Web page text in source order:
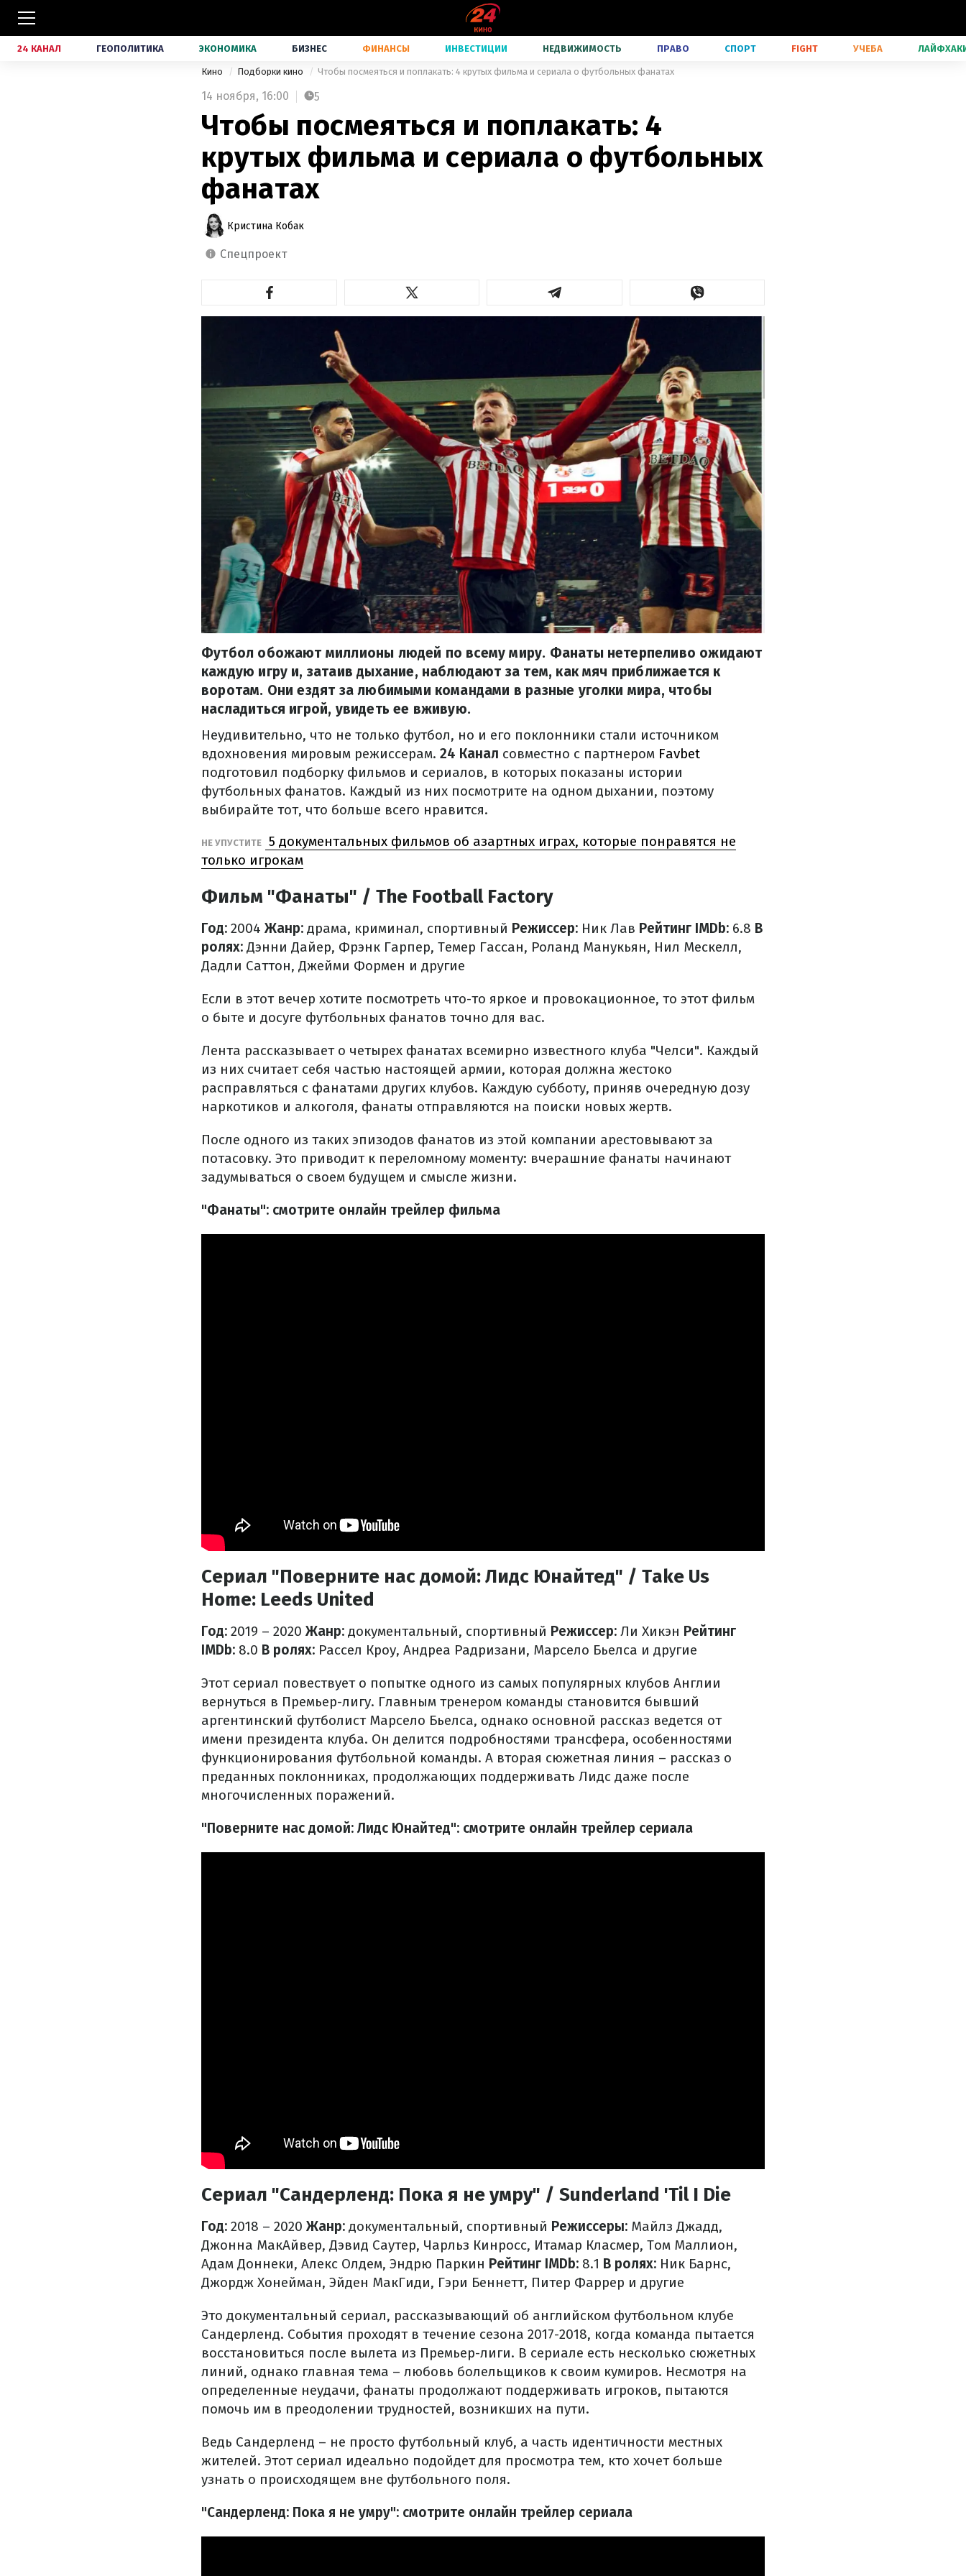
24 КАНАЛ ГЕОПОЛИТИКА ЭКОНОМИКА БИЗНЕС ФИНАНСЫ ИНВЕСТИЦИИ НЕДВИЖИМОСТЬ ПРАВО СПОРТ FIGHT УЧЕБА
Кино Подборки кино Чтобы посмеяться и поплакать: 4 крутых фильма и сериала о футбольных фанатах
14 ноября, 16:00 5
Чтобы посмеяться и поплакать: 4
крутых фильма и сериала о футбольных
фанатах
Кристина Кобак
спецпроект
Футбол обожают миллионы людей по всему миру. Фанаты нетерпеливо ожидают
каждую игру и, затаив дыхание, наблюдают за тем, как мяч приближается к
воротам. Они ездят за любимыми командами в разные уголки мира, чтобы
насладиться игрой, увидеть ее вживую.
Неудивительно, что не только футбол, но и его поклонники стали источником
вдохновения мировым режиссерам. 24 Канал совместно с партнером Favbet
подготовил подборку фильмов и сериалов, в которых показаны истории
футбольных фанатов. Каждый из них посмотрите на одном дыхании, поэтому
выбирайте тот, что больше всего нравится.
НЕ УПУСТИТЕ
5 документальных фильмов об азартных играх, которые понравятся не
только игрокам
Фильм "Фанаты" / The Football Factory
Год: 2004 Жанр: драма, криминал, спортивный Режиссер: Ник Лав Рейтинг IMDb: 6.8 В
ролях: Дэнни Дайер, Фрэнк Гарпер, Темер Гассан, Роланд Манукьян, Нил Мескелл,
Дадли Саттон, Джейми Формен и другие
Если в этот вечер хотите посмотреть что-то яркое и провокационное, то этот фильм
о быте и досуге футбольных фанатов точно для вас.
Лента рассказывает о четырех фанатах всемирно известного клуба "Челси". Каждый
из них считает себя частью настоящей армии, которая должна жестоко
расправляться с фанатами других клубов. Каждую субботу, приняв очередную дозу
наркотиков и алкоголя, фанаты отправляются на поиски новых жертв.
После одного из таких эпизодов фанатов из этой компании арестовывают за
потасовку. Это приводит к переломному моменту: вчерашние фанаты начинают
задумываться о своем будущем и смысле жизни.
"Фанаты": смотрите онлайн трейлер фильма
Сериал "Поверните нас домой: Лидс Юнайтед" / Take Us
Home: Leeds United
Год: 2019 – 2020 Жанр: документальный, спортивный Режиссер: Ли Хикэн Рейтинг
IMDb: 8.0 В ролях: Рассел Кроу, Андреа Радризани, Марсело Бьелса и другие
Этот сериал повествует о попытке одного из самых популярных клубов Англии
вернуться в Премьер-лигу. Главным тренером команды становится бывший
аргентинский футболист Марсело Бьелса, однако основной рассказ ведется от
имени президента клуба. Он делится подробностями трансфера, особенностями
функционирования футбольной команды. А вторая сюжетная линия – рассказ о
преданных поклонниках, продолжающих поддерживать Лидс даже после
многочисленных поражений.
"Поверните нас домой: Лидс Юнайтед": смотрите онлайн трейлер сериала
Сериал "Сандерленд: Пока я не умру" / Sunderland 'Til I Die
Год: 2018 – 2020 Жанр: документальный, спортивный Режиссеры: Майлз Джадд,
Джонна МакАйвер, Дэвид Саутер, Чарльз Кинросс, Итамар Класмер, Том Маллион,
Адам Доннеки, Алекс Олдем, Эндрю Паркин Рейтинг IMDb: 8.1 В ролях: Ник Барнс,
Джордж Хонейман, Эйден МакГиди, Гэри Беннетт, Питер Фаррер и другие
Это документальный сериал, рассказывающий об английском футбольном клубе
Сандерленд. События проходят в течение сезона 2017-2018, когда команда пытается
восстановиться после вылета из Премьер-лиги. В сериале есть несколько сюжетных
линий, однако главная тема – любовь болельщиков к своим кумиров. Несмотря на
определенные неудачи, фанаты продолжают поддерживать игроков, пытаются
помочь им в преодолении трудностей, возникших на пути.
Ведь Сандерленд – не просто футбольный клуб, а часть идентичности местных
жителей. Этот сериал идеально подойдет для просмотра тем, кто хочет больше
узнать о происходящем вне футбольного поля.
"Сандерленд: Пока я не умру": смотрите онлайн трейлер сериала